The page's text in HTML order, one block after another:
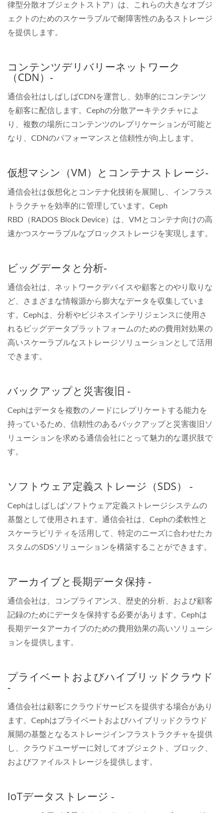
律型分散オブジェクトストア）は、これらの大きなオブジ
ェクトのためのスケーラブルで耐障害性のあるストレージ
を提供します。
コンテンツデリバリーネットワーク
（CDN）-
通信会社はしばしばCDNを運営し、効率的にコンテンツ
を顧客に配信します。Cephの分散アーキテクチャによ
り、複数の場所にコンテンツのレプリケーションが可能と
なり、CDNのパフォーマンスと信頼性が向上します。
仮想マシン（VM）とコンテナストレージ-
通信会社は仮想化とコンテナ化技術を展開し、インフラス
トラクチャを効率的に管理しています。Ceph
RBD（RADOS Block Device）は、VMとコンテナ向けの高
速かつスケーラブルなブロックストレージを実現します。
ビッグデータと分析-
通信会社は、ネットワークデバイスや顧客とのやり取りな
ど、さまざまな情報源から膨大なデータを収集していま
す。Cephは、分析やビジネスインテリジェンスに使用さ
れるビッグデータプラットフォームのための費用対効果の
高いスケーラブルなストレージソリューションとして活用
できます。
バックアップと災害復旧 -
Cephはデータを複数のノードにレプリケートする能力を
持っているため、信頼性のあるバックアップと災害復旧ソ
リューションを求める通信会社にとって魅力的な選択肢で
す。
ソフトウェア定義ストレージ（SDS） -
Cephはしばしばソフトウェア定義ストレージシステムの
基盤として使用されます。通信会社は、Cephの柔軟性と
スケーラビリティを活用して、特定のニーズに合わせたカ
スタムのSDSソリューションを構築することができます。
アーカイブと長期データ保持 -
通信会社は、コンプライアンス、歴史的分析、および顧客
記録のためにデータを保持する必要があります。Cephは
長期データアーカイブのための費用効果の高いソリューシ
ョンを提供します。
プライベートおよびハイブリッドクラウド
-
通信会社は顧客にクラウドサービスを提供する場合があり
ます。Cephはプライベートおよびハイブリッドクラウド
展開の基盤となるストレージインフラストラクチャを提供
し、クラウドユーザーに対してオブジェクト、ブロック、
およびファイルストレージを提供します。
IoTデータストレージ -